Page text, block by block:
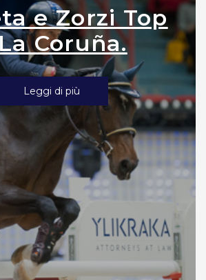
e Zorzi Top
Coruña.
Leggi di più